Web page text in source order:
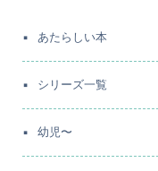
あたらしい本
シリーズ一覧
幼児〜